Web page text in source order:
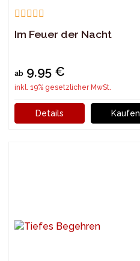
Im Feuer der Nacht
ab 9,95 €
inkl. 19% gesetzlicher MwSt.
Details Kaufen